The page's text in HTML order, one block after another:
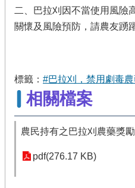
二、巴拉刈因不當使用風險
關懷及風險預防，請農友踴
標籤： #巴拉刈，禁用劇毒
相關檔案
農民持有之巴拉刈農藥獎
pdf(276.17 KB)